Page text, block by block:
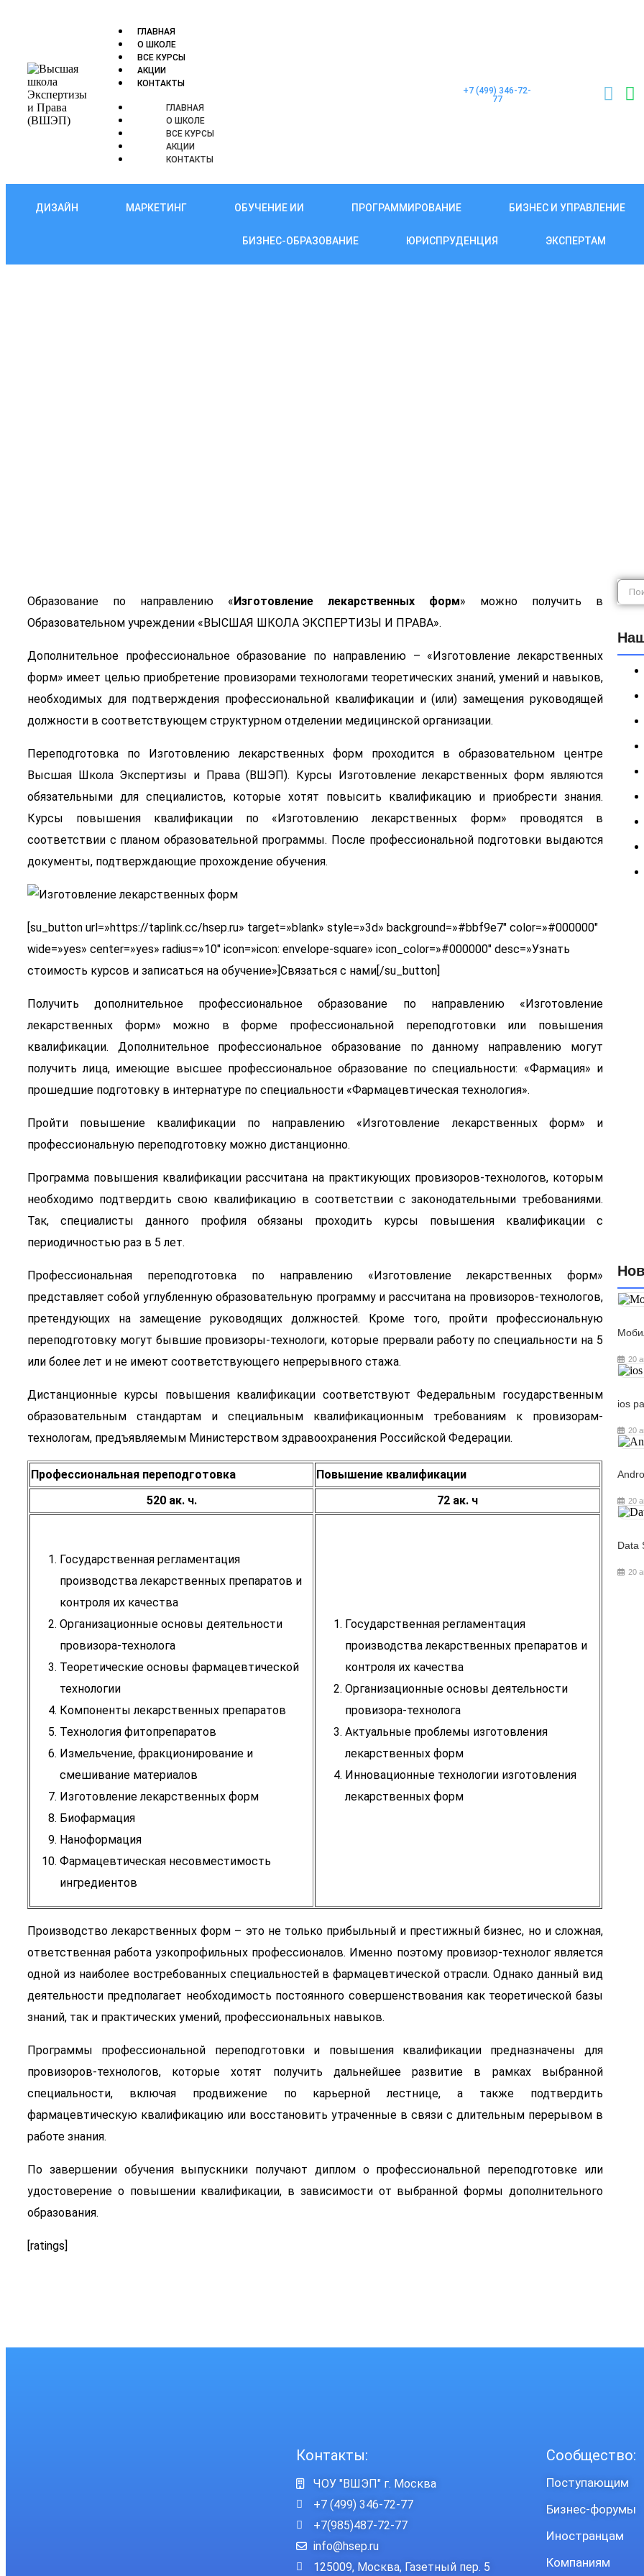
ГЛАВНАЯ
О ШКОЛЕ
ВСЕ КУРСЫ
АКЦИИ
КОНТАКТЫ
ГЛАВНАЯ
О ШКОЛЕ
ВСЕ КУРСЫ
АКЦИИ
КОНТАКТЫ
+7 (499) 346-72-
77
ДИЗАЙН МАРКЕТИНГ ОБУЧЕНИЕ ИИ ПРОГРАММИРОВАНИЕ БИЗНЕС И УПРАВЛЕНИЕ
БИЗНЕС-ОБРАЗОВАНИЕ ЮРИСПРУДЕНЦИЯ ЭКСПЕРТАМ
Образование по направлению «Изготовление лекарственных форм» можно получить в
Образовательном учреждении «ВЫСШАЯ ШКОЛА ЭКСПЕРТИЗЫ И ПРАВА».
Дополнительное профессиональное образование по направлению – «Изготовление лекарственных
форм» имеет целью приобретение провизорами технологами теоретических знаний, умений и навыков,
необходимых для подтверждения профессиональной квалификации и (или) замещения руководящей
должности в соответствующем структурном отделении медицинской организации.
Переподготовка по Изготовлению лекарственных форм проходится в образовательном центре
Высшая Школа Экспертизы и Права (ВШЭП). Курсы Изготовление лекарственных форм являются
обязательными для специалистов, которые хотят повысить квалификацию и приобрести знания.
Курсы повышения квалификации по «Изготовлению лекарственных форм» проводятся в
соответствии с планом образовательной программы. После профессиональной подготовки выдаются
документы, подтверждающие прохождение обучения.
[su_button url=»https://taplink.cc/hsep.ru» target=»blank» style=»3d» background=»#bbf9e7″ color=»#000000″
wide=»yes» center=»yes» radius=»10″ icon=»icon: envelope-square» icon_color=»#000000″ desc=»Узнать
стоимость курсов и записаться на обучение»]Связаться с нами[/su_button]
Получить дополнительное профессиональное образование по направлению «Изготовление
лекарственных форм» можно в форме профессиональной переподготовки или повышения
квалификации. Дополнительное профессиональное образование по данному направлению могут
получить лица, имеющие высшее профессиональное образование по специальности: «Фармация» и
прошедшие подготовку в интернатуре по специальности «Фармацевтическая технология».
Пройти повышение квалификации по направлению «Изготовление лекарственных форм» и
профессиональную переподготовку можно дистанционно.
Программа повышения квалификации рассчитана на практикующих провизоров-технологов, которым
необходимо подтвердить свою квалификацию в соответствии с законодательными требованиями.
Так, специалисты данного профиля обязаны проходить курсы повышения квалификации с
периодичностью раз в 5 лет.
Профессиональная переподготовка по направлению «Изготовление лекарственных форм»
представляет собой углубленную образовательную программу и рассчитана на провизоров-технологов,
претендующих на замещение руководящих должностей. Кроме того, пройти профессиональную
переподготовку могут бывшие провизоры-технологи, которые прервали работу по специальности на 5
или более лет и не имеют соответствующего непрерывного стажа.
Дистанционные курсы повышения квалификации соответствуют Федеральным государственным
образовательным стандартам и специальным квалификационным требованиям к провизорам-
технологам, предъявляемым Министерством здравоохранения Российской Федерации.
Профессиональная переподготовка
Повышение квалификации
520 ак. ч.
72 ак. ч
Государственная регламентация
производства лекарственных препаратов и
контроля их качества
Организационные основы деятельности
провизора-технолога
Теоретические основы фармацевтической
технологии
Компоненты лекарственных препаратов
Технология фитопрепаратов
Измельчение, фракционирование и
смешивание материалов
Изготовление лекарственных форм
Биофармация
Наноформация
Фармацевтическая несовместимость
ингредиентов
Государственная регламентация
производства лекарственных препаратов и
контроля их качества
Организационные основы деятельности
провизора-технолога
Актуальные проблемы изготовления
лекарственных форм
Инновационные технологии изготовления
лекарственных форм
Производство лекарственных форм – это не только прибыльный и престижный бизнес, но и сложная,
ответственная работа узкопрофильных профессионалов. Именно поэтому провизор-технолог является
одной из наиболее востребованных специальностей в фармацевтической отрасли. Однако данный вид
деятельности предполагает необходимость постоянного совершенствования как теоретической базы
знаний, так и практических умений, профессиональных навыков.
Программы профессиональной переподготовки и повышения квалификации предназначены для
провизоров-технологов, которые хотят получить дальнейшее развитие в рамках выбранной
специальности, включая продвижение по карьерной лестнице, а также подтвердить
фармацевтическую квалификацию или восстановить утраченные в связи с длительным перерывом в
работе знания.
По завершении обучения выпускники получают диплом о профессиональной переподготовке или
удостоверение о повышении квалификации, в зависимости от выбранной формы дополнительного
образования.
[ratings]
20
ios
20
20
Data
20
Контакты:
ЧОУ "ВШЭП" г. Москва
+7 (499) 346-72-77
+7(985)487-72-77
info@hsep.ru
125009, Москва, Газетный пер. 5
Сообщество:
Поступающим
Бизнес-форумы
Иностранцам
Компаниям